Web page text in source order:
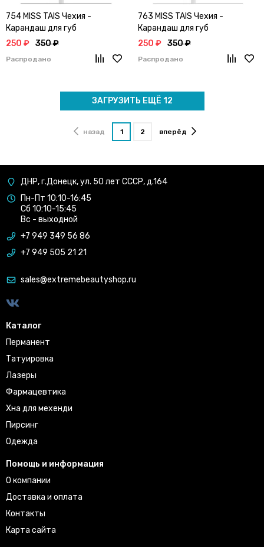
754 MISS TAIS Чехия -
Карандаш для губ
250 ₽ 350 ₽
Распродано
763 MISS TAIS Чехия -
Карандаш для губ
250 ₽ 350 ₽
Распродано
ЗАГРУЗИТЬ ЕЩЁ 12
назад 1 2 вперёд
ДНР, г.Донецк, ул. 50 лет СССР, д.164
Пн-Пт 10:10-16:45
Сб 10:10-15:45
Вс - выходной
+7 949 349 56 86
+7 949 505 21 21
sales@extremebeautyshop.ru
Каталог
Перманент
Татуировка
Лазеры
Фармацевтика
Хна для мехенди
Пирсинг
Одежда
Помощь и информация
О компании
Доставка и оплата
Контакты
Карта сайта